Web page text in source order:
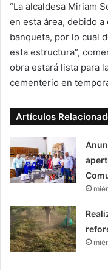
“La alcaldesa Miriam
en esta área, debido
banqueta, por lo cual
esta estructura”,
obra estará lista para
cementerio en
Artículos